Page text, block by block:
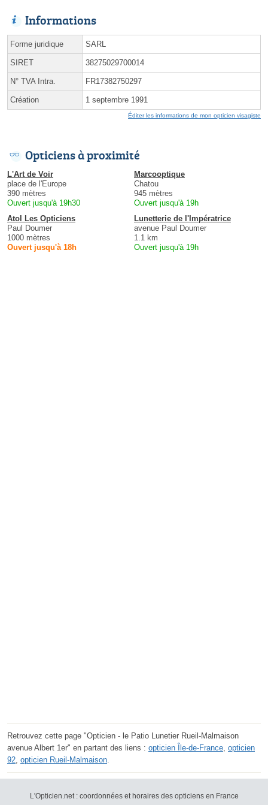
Informations
Forme juridique SARL
SIRET 38275029700014
N° TVA Intra. FR17382750297
Création 1 septembre 1991
Éditer les informations de mon opticien visagiste
Opticiens à proximité
L'Art de Voir
place de l'Europe
390 mètres
Ouvert jusqu'à 19h30
Marcooptique
Chatou
945 mètres
Ouvert jusqu'à 19h
Atol Les Opticiens
Paul Doumer
1000 mètres
Ouvert jusqu'à 18h
Lunetterie de l'Impératrice
avenue Paul Doumer
1.1 km
Ouvert jusqu'à 19h
Retrouvez cette page "Opticien - le Patio Lunetier Rueil-Malmaison
avenue Albert 1er" en partant des liens : opticien Île-de-France, opticien
92, opticien Rueil-Malmaison.
L'Opticien.net : coordonnées et horaires des opticiens en France